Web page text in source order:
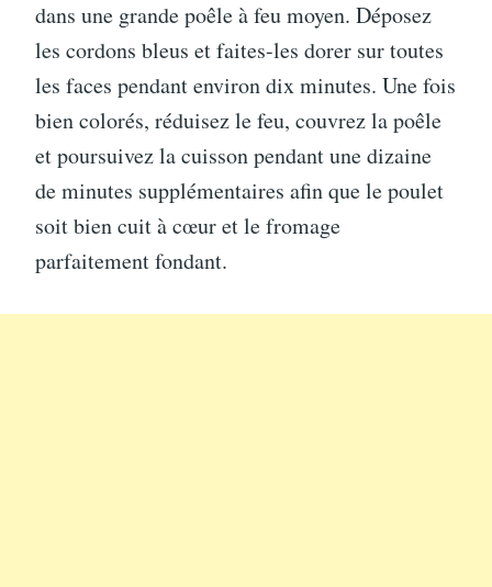
dans une grande poêle à feu moyen. Déposez
les cordons bleus et faites-les dorer sur toutes
les faces pendant environ dix minutes. Une fois
bien colorés, réduisez le feu, couvrez la poêle
et poursuivez la cuisson pendant une dizaine
de minutes supplémentaires afin que le poulet
soit bien cuit à cœur et le fromage
parfaitement fondant.